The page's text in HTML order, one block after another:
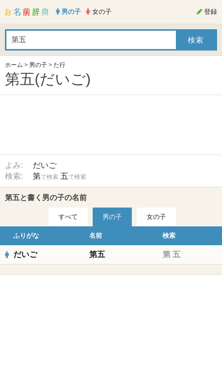
男の子 女の子 登録
ホーム > 男の子 > た行
第五(だいご)
よみ:
だいご
検索:
第で検索 五で検索
第五と書く男の子の名前
すべて 男の子 女の子
ふりがな 名前 検索
だいご 第五 第 五